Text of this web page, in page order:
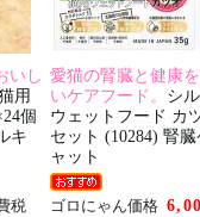
いし
用
個
キ
税
愛猫の腎臓と健康
いケアフード。 シ
ウェットフード カ
セット (10284) 腎
ャット
ゴロにゃん価格